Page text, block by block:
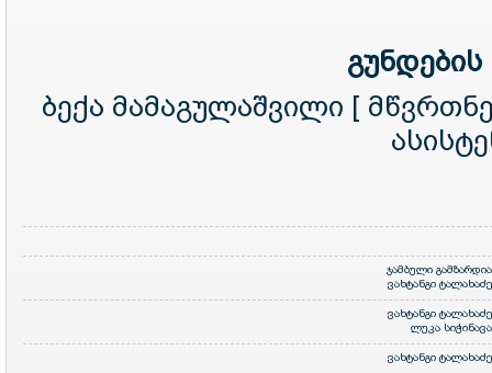
ბექა მამაგულაშვილი [
ჯამბული გამზარდია
ვახტანგი ტალახაძე
ვახტანგი ტალახაძე
ლუკა სიჭინავა
ვახტანგი ტალახაძე